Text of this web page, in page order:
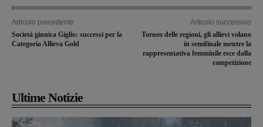
Articolo precedente
Società ginnica Giglio: successi per la
Categoria Allieva Gold
Articolo successivo
Torneo delle regioni, gli allievi volano
in semifinale mentre la
rappresentativa femminile esce dalla
competizione
Ultime Notizie